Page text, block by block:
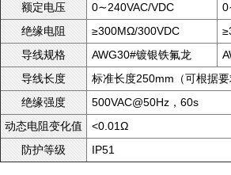
额定电压
0∼240VAC/VDC
绝缘电阻 ≥300MΩ/300VDC
导线规格 AWG30#镀银铁氟龙
导线长度 标准长度250mm（可根据要
绝缘强度 500VAC@50Hz，60s
动态电阻变化值 <0.01Ω
防护等级 IP51